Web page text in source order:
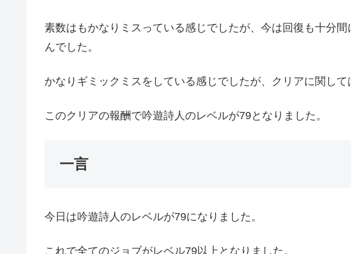
素数はもかなりミスっている感じでしたが、今は回復も十分
んでした。
かなりギミックミスをしている感じでしたが、クリアに関して
このクリアの報酬で吟遊詩人のレベルが79となりました。
一言
今日は吟遊詩人のレベルが79になりました。
これで全てのジョブがレベル79以上となりました。